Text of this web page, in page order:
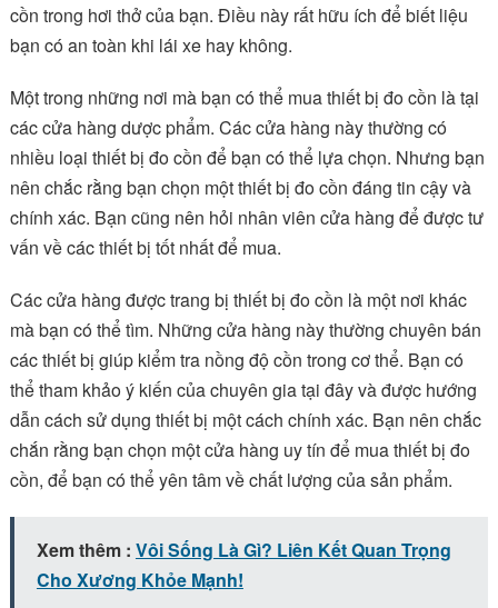
cồn trong hơi thở của bạn. Điều này rất hữu ích để biết liệu
bạn có an toàn khi lái xe hay không.
Một trong những nơi mà bạn có thể mua thiết bị đo cồn là tại
các cửa hàng dược phẩm. Các cửa hàng này thường có
nhiều loại thiết bị đo cồn để bạn có thể lựa chọn. Nhưng bạn
nên chắc rằng bạn chọn một thiết bị đo cồn đáng tin cậy và
chính xác. Bạn cũng nên hỏi nhân viên cửa hàng để được tư
vấn về các thiết bị tốt nhất để mua.
Các cửa hàng được trang bị thiết bị đo cồn là một nơi khác
mà bạn có thể tìm. Những cửa hàng này thường chuyên bán
các thiết bị giúp kiểm tra nồng độ cồn trong cơ thể. Bạn có
thể tham khảo ý kiến của chuyên gia tại đây và được hướng
dẫn cách sử dụng thiết bị một cách chính xác. Bạn nên chắc
chắn rằng bạn chọn một cửa hàng uy tín để mua thiết bị đo
cồn, để bạn có thể yên tâm về chất lượng của sản phẩm.
Xem thêm : Vôi Sống Là Gì? Liên Kết Quan Trọng
Cho Xương Khỏe Mạnh!